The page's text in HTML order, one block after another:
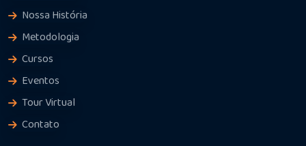
Nossa História
Metodologia
Cursos
Eventos
Tour Virtual
Contato